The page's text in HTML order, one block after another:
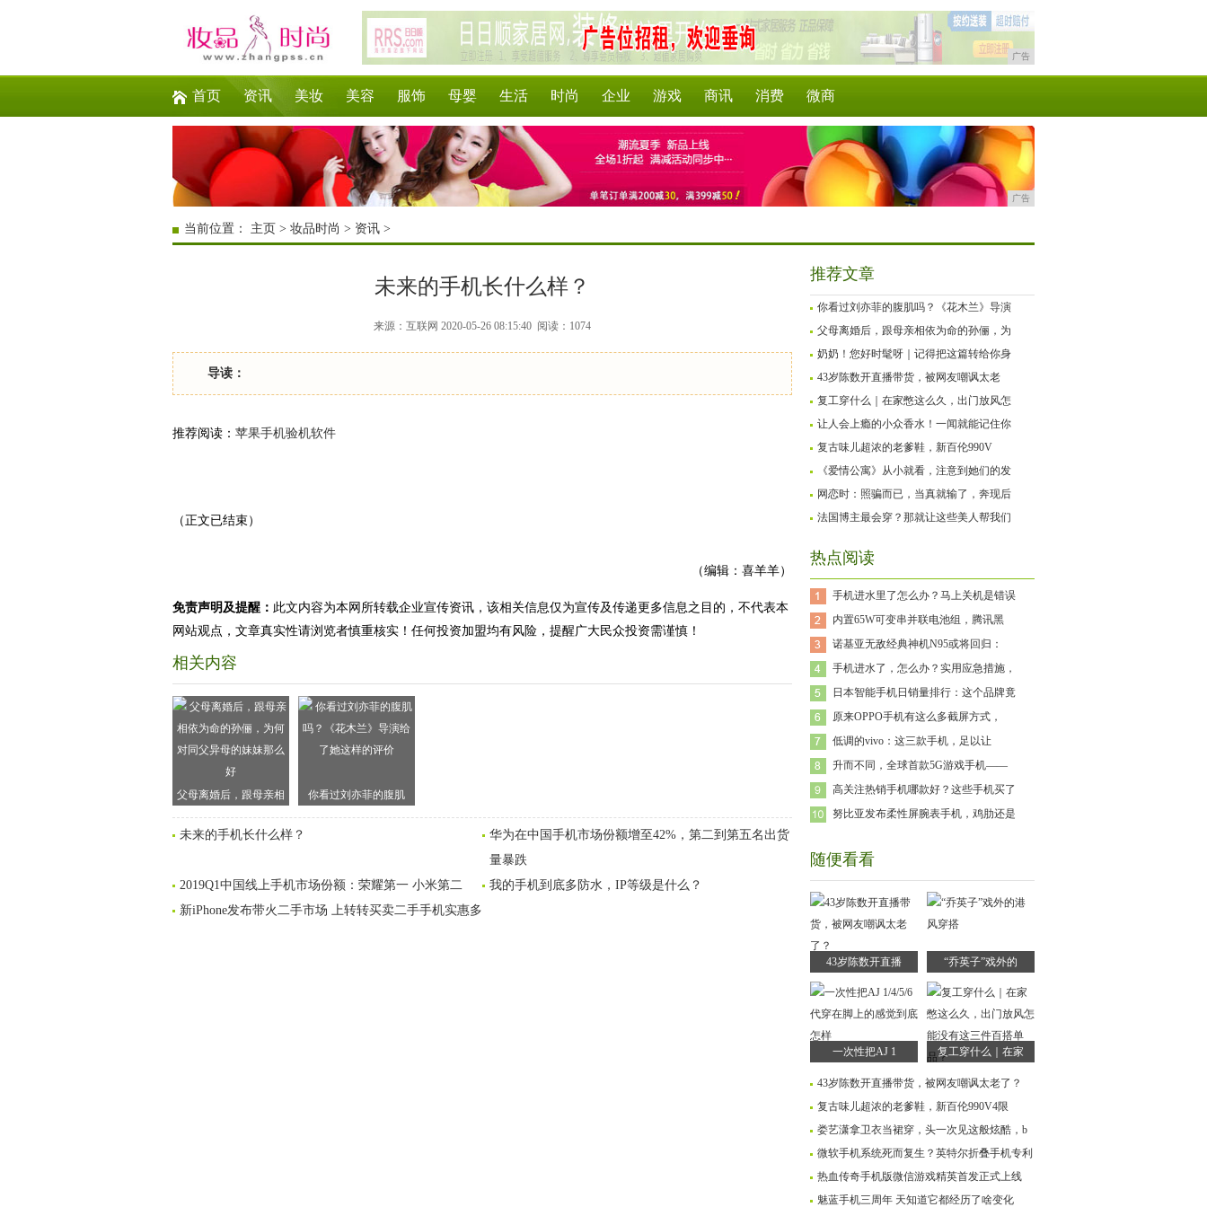
广告
首页 资讯 美妆 美容 服饰 母婴 生活 时尚 企业 游戏 商讯 消费 微商
广告
当前位置： 主页 > 妆品时尚 > 资讯 >
未来的手机长什么样？
来源：互联网 2020-05-26 08:15:40 阅读：1074
导读：
推荐阅读： 苹果手机验机软件
（正文已结束）
（编辑：喜羊羊）
免责声明及提醒： 此文内容为本网所转载企业宣传资讯，该相关信息仅为宣传及传递更多信息之目的，不代表本
网站观点，文章真实性请浏览者慎重核实！任何投资加盟均有风险，提醒广大民众投资需谨慎！
相关内容
父母离婚后，跟母亲相
依为命的孙俪，为何对
同父异母的妹妹那么好
你看过刘亦菲的腹肌
吗？《花木兰》导演给
未来的手机长什么样？
华为在中国手机市场份额增至42%，第二到第五名出货
量暴跌
2019Q1中国线上手机市场份额：荣耀第一 小米第二
我的手机到底多防水，IP等级是什么？
新iPhone发布带火二手市场 上转转买卖二手手机实惠多
推荐文章
你看过刘亦菲的腹肌吗？《花木兰》导演
父母离婚后，跟母亲相依为命的孙俪，为
奶奶！您好时髦呀｜记得把这篇转给你身
43岁陈数开直播带货，被网友嘲讽太老
复工穿什么｜在家憋这么久，出门放风怎
让人会上瘾的小众香水！一闻就能记住你
复古味儿超浓的老爹鞋，新百伦990V
《爱情公寓》从小就看，注意到她们的发
网恋时：照骗而已，当真就输了，奔现后
法国博主最会穿？那就让这些美人帮我们
热点阅读
手机进水里了怎么办？马上关机是错误
内置65W可变串并联电池组，腾讯黑
诺基亚无敌经典神机N95或将回归：
手机进水了，怎么办？实用应急措施，
日本智能手机日销量排行：这个品牌竟
原来OPPO手机有这么多截屏方式，
低调的vivo：这三款手机，足以让
升而不同，全球首款5G游戏手机——
高关注热销手机哪款好？这些手机买了
努比亚发布柔性屏腕表手机，鸡肋还是
随便看看
43岁陈数开直播 “乔英子”戏外的
一次性把AJ 1 复工穿什么｜在家
43岁陈数开直播带货，被网友嘲讽太老了？
复古味儿超浓的老爹鞋，新百伦990V4限
娄艺潇拿卫衣当裙穿，头一次见这般炫酷，b
微软手机系统死而复生？英特尔折叠手机专利
热血传奇手机版微信游戏精英首发正式上线
魅蓝手机三周年 天知道它都经历了啥变化